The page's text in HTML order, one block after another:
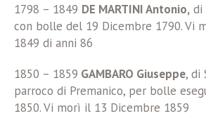
1798 – 1849 DE MARTINI Antonio,di
con bolle del 19 Dicembre 1790. Vi
1849 di anni 86
1850 – 1859 GAMBARO Giuseppe, di
parroco di Premanico, per bolle
1850. Vi morì il 13 Dicembre 1859